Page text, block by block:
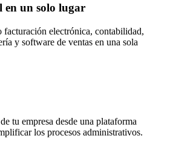
en un solo lugar
facturación electrónica, contabilidad,
y software de ventas en una sola
tu empresa desde una plataforma
los procesos administrativos.